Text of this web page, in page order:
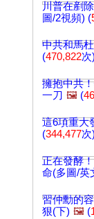
川普在剷
圖/2視頻) (
中共和馬
(470,822次)
擁抱中共
一刀 🖼️ (
這6項重大
(344,477次)
正在發酵
命(多圖/英
習仲勳的
狠(下) 🖼️ (